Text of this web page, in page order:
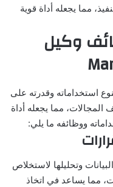
مما يجعله أداة قوية
وكيل
استخداماته وقدرته على
مما يجعله أداة
ووظائفه ما يلي:
وتحليلها لاستخلاص
مما يساعد في اتخاذ